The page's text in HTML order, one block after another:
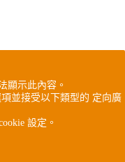
顯示此內容。
並接受以下類型的 定向廣
設定。